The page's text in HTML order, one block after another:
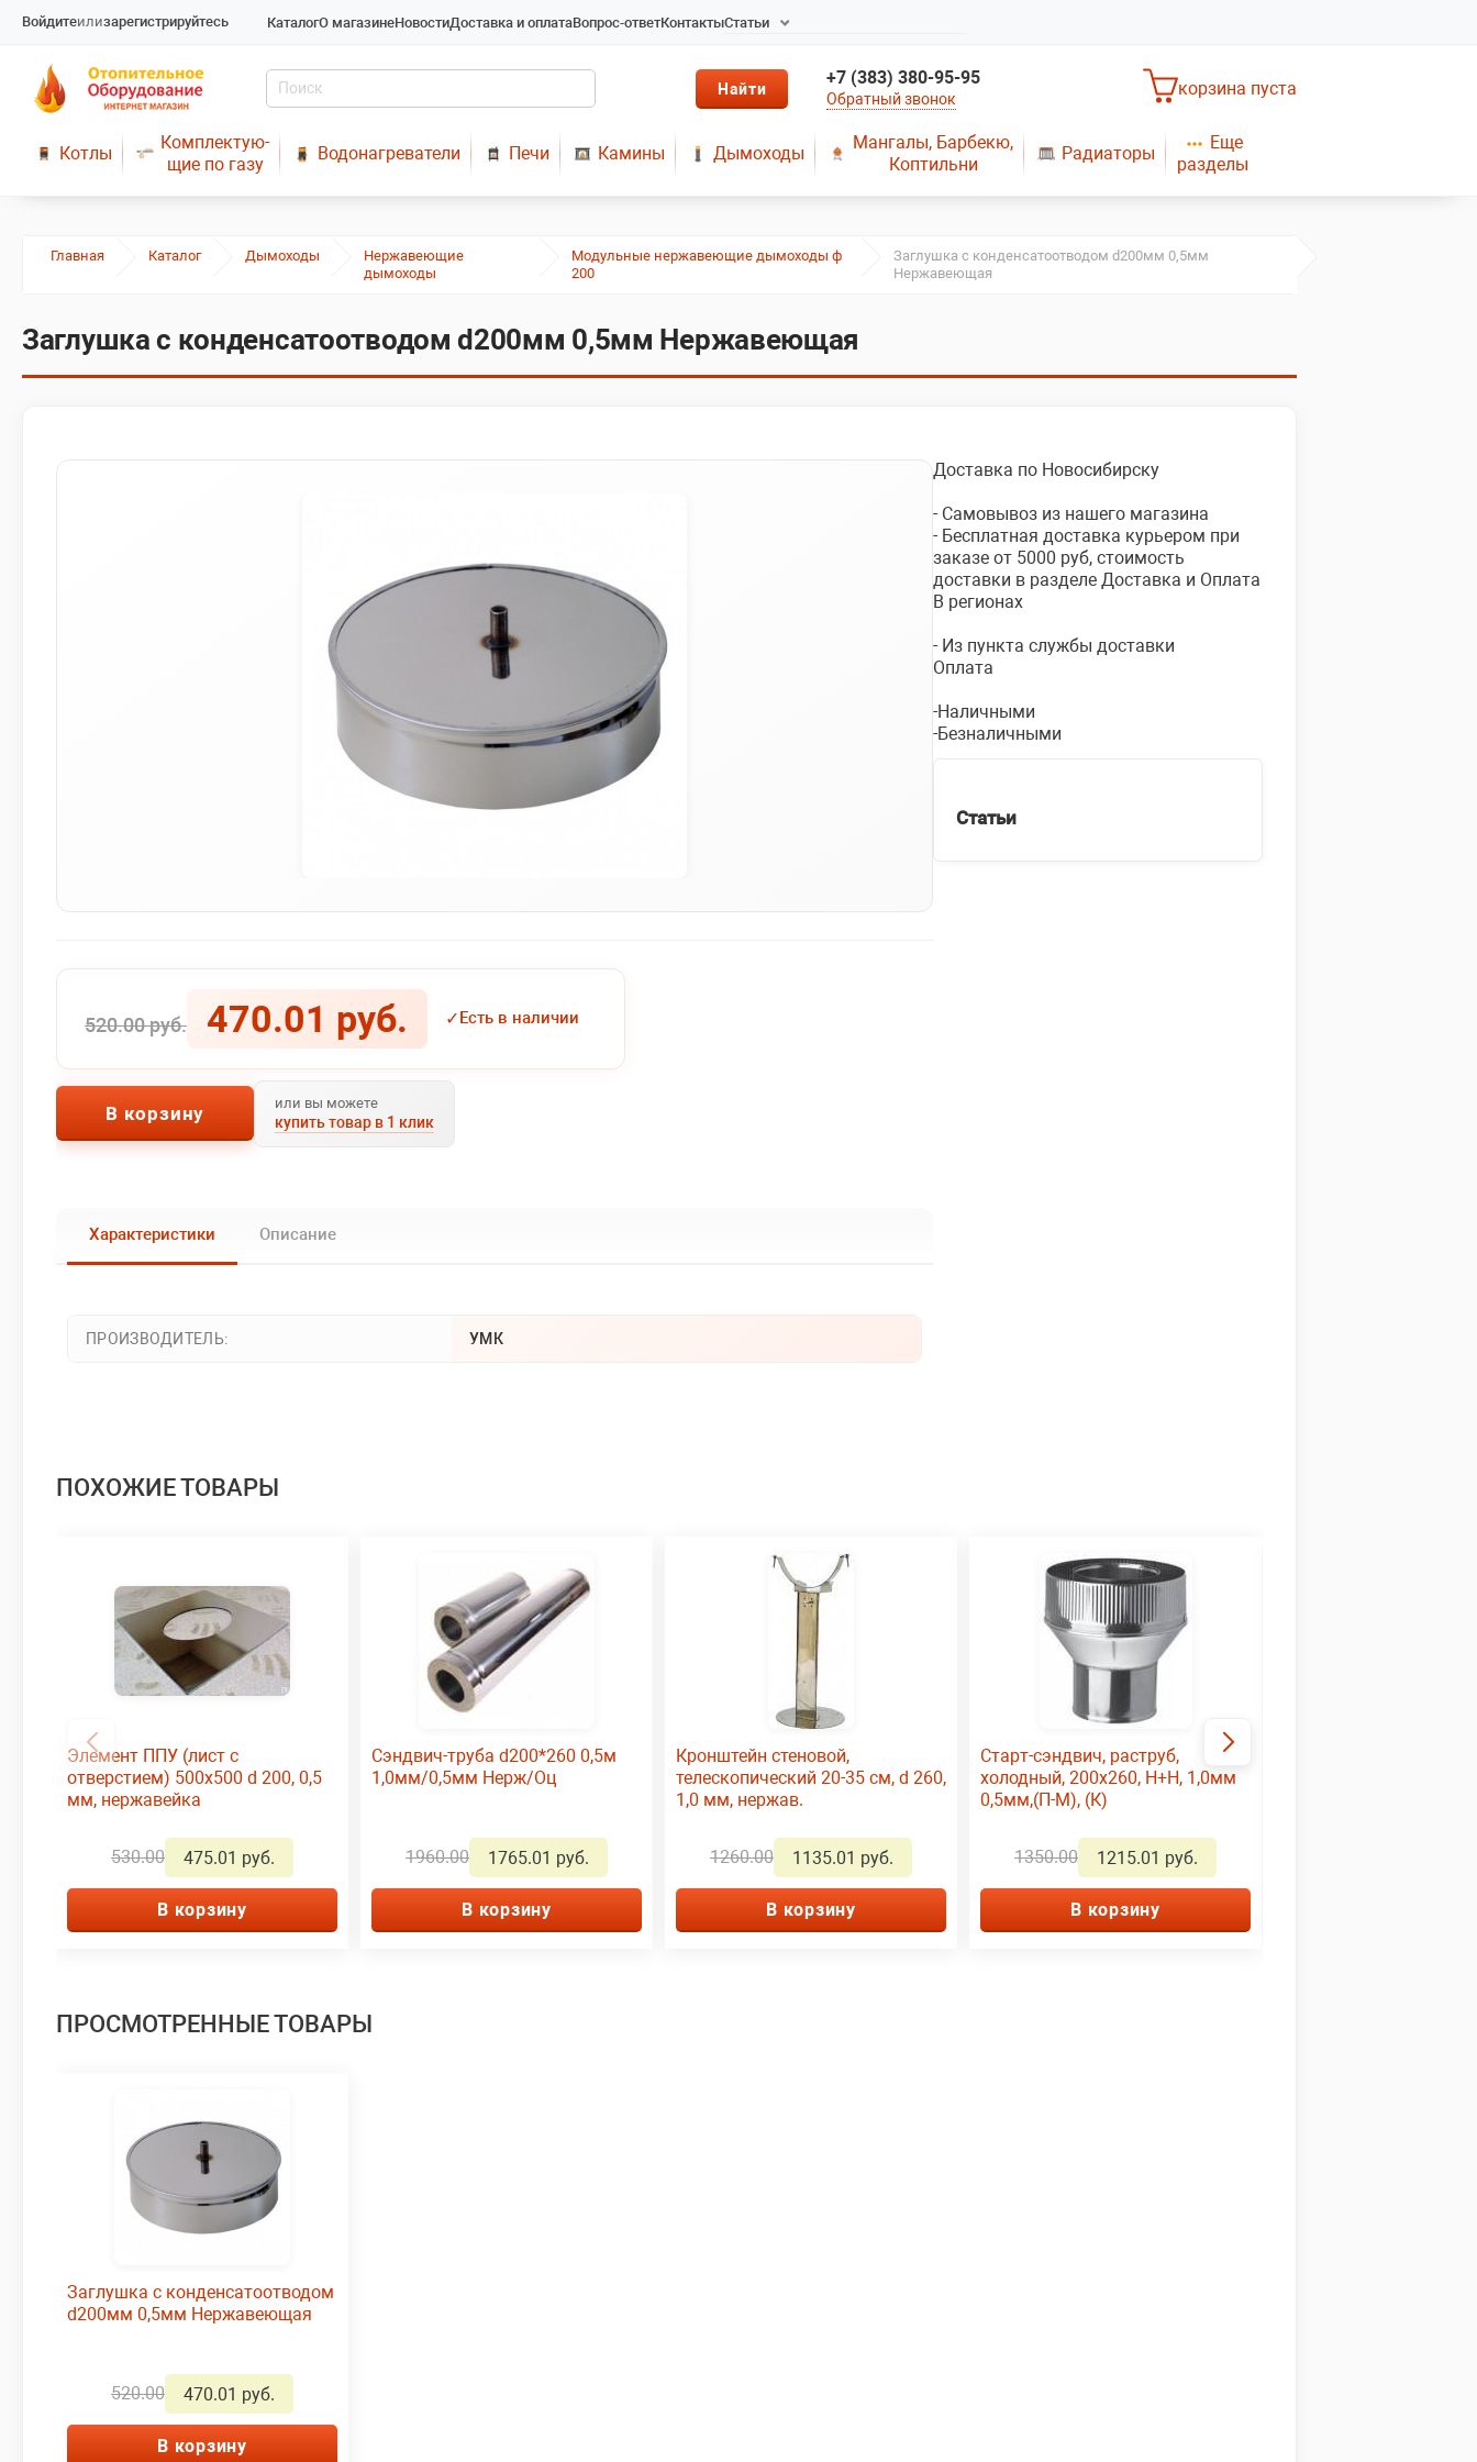
Войдитеилизарегистрируйтесь КаталогО магазинеНовостиДоставка и оплатаВопрос-ответКонтактыСтатьи
Радиаторы отопления в
Новосибирске
Твердотопливные котлы
длительного горения
Металопластик
ПРОИЗВОДИТЕЛЯ
+7 (383) 380-95-95
Обратный звонок
корзина пуста
Котлы
Комплектую-
щие по газу
Водонагреватели Печи Камины Дымоходы
Мангалы, Барбекю,
Коптильни
Радиаторы
Еще
разделы
Плиты газовые
Главная Каталог Дымоходы
Нержавеющие
дымоходы
Модульные нержавеющие дымоходы ф
200
Заглушка с конденсатоотводом d200мм 0,5мм
Нержавеющая
Заглушка с конденсатоотводом d200мм 0,5мм Нержавеющая
520.00 руб. 470.01 руб. ✓Есть в наличии
В корзину или вы можете
купить товар в 1 клик
Характеристики Описание
ПРОИЗВОДИТЕЛЬ: УМК
Доставка по Новосибирску
- Самовывоз из нашего магазина
- Бесплатная доставка курьером при
заказе от 5000 руб, стоимость
доставки в разделе Доставка и Оплата
В регионах
- Из пункта службы доставки
Оплата
-Наличными
-Безналичными
Статьи
ПОХОЖИЕ ТОВАРЫ
Элемент ППУ (лист с
отверстием) 500х500 d 200, 0,5
мм, нержавейка
530.00 475.01 руб.
В корзину
Сэндвич-труба d200*260 0,5м
1,0мм/0,5мм Нерж/Оц
1960.00 1765.01 руб.
В корзину
Кронштейн стеновой,
телескопический 20-35 см, d 260,
1,0 мм, нержав.
1260.00 1135.01 руб.
В корзину
Старт-сэндвич, раструб,
холодный, 200х260, Н+Н, 1,0мм
0,5мм,(П-М), (К)
1350.00 1215.01 руб.
В корзину
ПРОСМОТРЕННЫЕ ТОВАРЫ
Заглушка с конденсатоотводом
d200мм 0,5мм Нержавеющая
520.00 470.01 руб.
В корзину